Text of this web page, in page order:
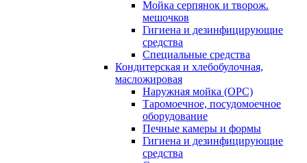
Мойка серпянок и творож.
мешочков
Гигиена и дезинфицирующие
средства
Специальные средства
Кондитерская и хлебобулочная,
масложировая
Наружная мойка (ОРС)
Таромоечное, посудомоечное
оборудование
Печные камеры и формы
Гигиена и дезинфицирующие
средства